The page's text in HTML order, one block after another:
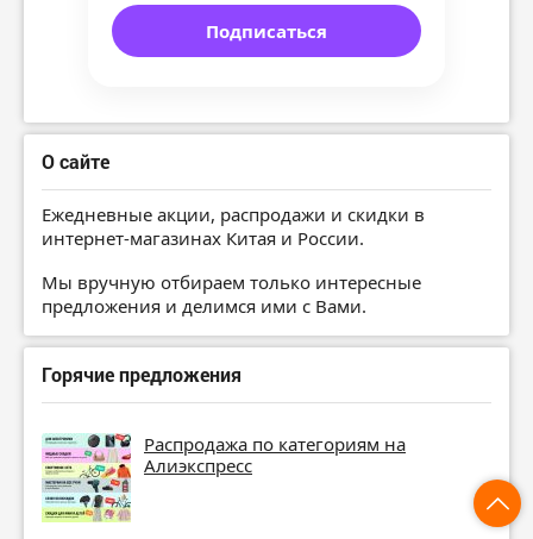
Подписаться
О сайте
Ежедневные акции, распродажи и скидки в
интернет-магазинах Китая и России.
Мы вручную отбираем только интересные
предложения и делимся ими с Вами.
Горячие предложения
Распродажа по категориям на
Алиэкспресс